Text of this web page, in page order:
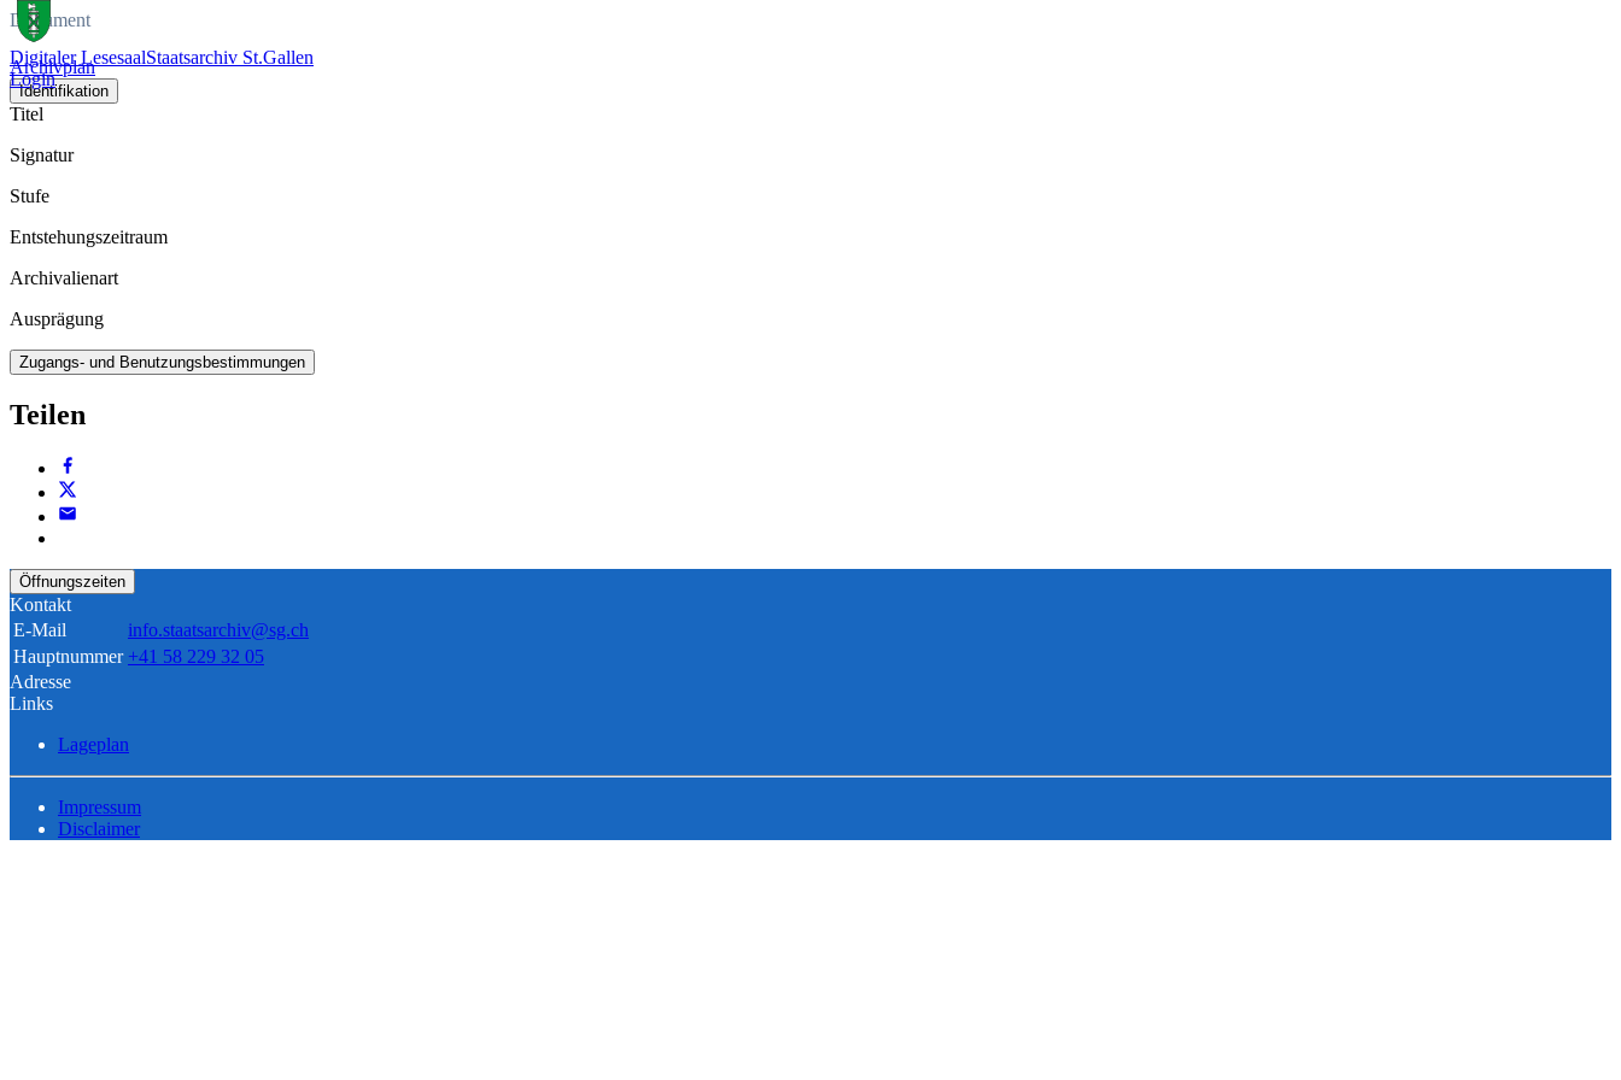
Digitaler LesesaalStaatsarchiv St.Gallen
Login
Dokument
Archivplan
Identifikation
Titel
Signatur
Stufe
Entstehungszeitraum
Archivalienart
Ausprägung
Zugangs- und Benutzungsbestimmungen
Teilen
Öffnungszeiten
Kontakt
E-Mail
info.staatsarchiv@sg.ch
Hauptnummer +41 58 229 32 05
Adresse
Links
Lageplan
Impressum
Disclaimer